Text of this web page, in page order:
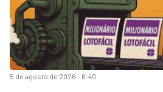
5 de agosto de 2026 - 6:40